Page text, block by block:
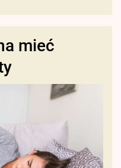
mieć